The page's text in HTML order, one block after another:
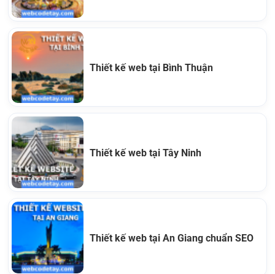
Thiết kế web tại Bình Thuận
Thiết kế web tại Tây Ninh
Thiết kế web tại An Giang chuẩn SEO